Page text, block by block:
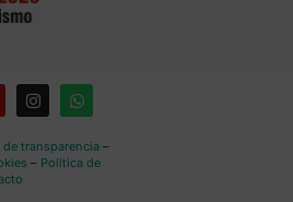
de transparencia–
– Política de